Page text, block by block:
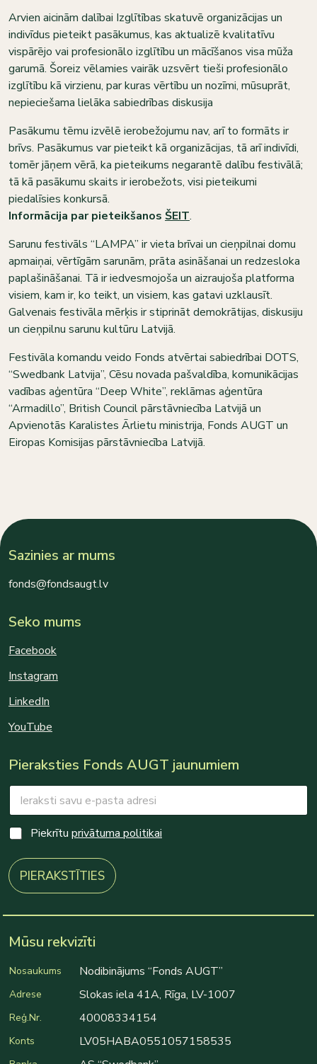
Arvien aicinām dalībai Izglītības skatuvē organizācijas un
indivīdus pieteikt pasākumus, kas aktualizē kvalitatīvu
vispārējo vai profesionālo izglītību un mācīšanos visa mūža
garumā. Šoreiz vēlamies vairāk uzsvērt tieši profesionālo
izglītību kā virzienu, par kuras vērtību un nozīmi, mūsuprāt,
nepieciešama lielāka sabiedrības diskusija
Pasākumu tēmu izvēlē ierobežojumu nav, arī to formāts ir
brīvs. Pasākumus var pieteikt kā organizācijas, tā arī indivīdi,
tomēr jāņem vērā, ka pieteikums negarantē dalību festivālā;
tā kā pasākumu skaits ir ierobežots, visi pieteikumi
piedalīsies konkursā.
Informācija par pieteikšanos ŠEIT.
Sarunu festivāls “LAMPA” ir vieta brīvai un cieņpilnai domu
apmaiņai, vērtīgām sarunām, prāta asināšanai un redzesloka
paplašināšanai. Tā ir iedvesmojoša un aizraujoša platforma
visiem, kam ir, ko teikt, un visiem, kas gatavi uzklausīt.
Galvenais festivāla mērķis ir stiprināt demokrātijas, diskusiju
un cieņpilnu sarunu kultūru Latvijā.
Festivāla komandu veido Fonds atvērtai sabiedrībai DOTS,
“Swedbank Latvija”, Cēsu novada pašvaldība, komunikācijas
vadības aģentūra “Deep White”, reklāmas aģentūra
“Armadillo”, British Council pārstāvniecība Latvijā un
Apvienotās Karalistes Ārlietu ministrija, Fonds AUGT un
Eiropas Komisijas pārstāvniecība Latvijā.
Sazinies ar mums
fonds@fondsaugt.lv
Seko mums
Facebook
Instagram
LinkedIn
YouTube
Pieraksties Fonds AUGT jaunumiem
E
a
i
l
h
c
k
b
x
s
E
a
i
l
C
e
c
k
o
e
*
Piekrītu privātuma politikai
PIERAKSTĪTIES
Mūsu rekvizīti
Nosaukums Nodibinājums “Fonds AUGT”
Adrese Slokas iela 41A, Rīga, LV-1007
Reģ.Nr. 40008334154
Konts LV05HABA0551057158535